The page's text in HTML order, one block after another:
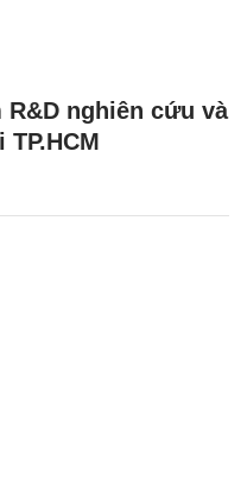
nghiên cứu và